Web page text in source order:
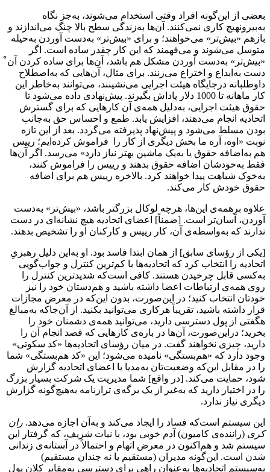
بعضی از این‌گونه افراد وقتی استخدام می‌شوند، به‌جز نگاه
به‌بیرونهیچ کاری نمی‌کنند. آن‌ها به‌زندگی سطح بالا چنگ می‌اندازند و
بازهم «بیش‌تر» می‌خواهند؛ و برای «بیش‌تر» به‌دست آوردن به‌حیله
متوسل می‌شوند و می‌فهمند که این کار چقدر ساده است. اگر
«بیش‌تر» به‌دست آوردن مشکل هم باشد، آن‌ها برای ساده کردن آن̊
‌دست به‌ابداع و اختراع می‌زنند. برای مثال، آن‌هایی که به‌اصطلاح
داوطلبانه درجایگاه هیئت اجرایی می‌نشینند، می‌توانند به‌خاطر این‌
کار ماهانه تا 1000 دلار پاداش بگیرند. پیش‌نهادی داده می‌شود تا
حقوق هیئت اجرایی، به‌دلیل همه‌ی آن‌ کارهایی که برای گسترش
اتحادیه انجام می‌دهند، افزایش یابد. طمع و احساس حق به‌جانب
بودن مسلط می‌شود و پیش‌نهاد پذیرفته می‌گردد. بعد از این تازه
نوبت «اوه، آره ما بخش دیگری از کار را فراموش کرده‌ایم؛ رییس
هم به‌اضافه حقوق یا به‌یک ماشین بهتر نیاز دارد» می‌رسد. اگر آن‌ها
فقط به‌خودشان اضافه حقوق بدهند و رییس را فراموش کنند،
به‌خوک ‌شباهت پیدا خواهند کرد. بالاخره رییس هم برای اضافه
حقوق خودش کار می‌کند.
‌علاوه برهمه‌ی این‌ها، هرچه لوکال بزرگتر باشد، «بیش‌تر» به‌دست
آوردن، آسان‌تر است. [ضمناً] اعضای اتحادیه هیچ نشانه‌ای در دست
ندارند که به‌واسطه‌ی آن، کار رییس و کارکنان او را تشخیص بدهند.
[یکی از رؤسای سابق] از همان ابتدا فاسد بود. او به‌این دلیل رهبریِ
اتحادیه را انتخاب کرد که اتحادیه‌ها با کم‌ترین کنترل و جواب‌گویی
به‌کسی قابل چرخیدن هستند. کافی است‌که شدید‌ترین کنترل را
روی همه‌ی ارتباطات اعضا داشته باشید و هم‌دستان خود را نیز
خودتان انتخاب کنید؛ در این‌صورت، بدون این‌که در معرض مجازات
قرار داشته باشید، تقریباً هرکاری می‌توانید بکنید. از آن‌جاکه به‌مبالغ
هگفتی از پول دسترسی دارید، می‌توانید همه‌ی دشمنان خود را
بخرید؛ دراین‌صورت، آن‌ها در باره‌ی کارهایی که قصد انجام آن را
دارید، چیزی نخواهند گفت. در میان رؤسای اتحادیه‌ها «کد سکوتی»
وجود دارد که «هم‌بستگی» نامیده می‌شود؛ این «کد هم‌بستگی» شما
را در مقابل این‌که وضعیت‌تان به‌مدیا یا اعضای اتحادیه گزارش
شود، حمایت می‌کند. [در واقع] شما مدیریت یک شرکت بسیار بزرگ
را در اختیار دارید که به‌غیر از یک برگه‌ی ترازنامه ‌به‌‌هیچ‌گونه گزارش
دیگری نیاز ندارد.
این سیستم است‌که فساد را ایجاد می‌کند و به‌آن اجازه می‌دهد. ران
کری (راننده‌ی کامیون) آدم خوبی بود، با نیات شریف، که گرفتار این
سیستم شد و هم‌اکنون در معرض اتهام و احتمالاً در آستانه‌ی زندانی
شدن است. این‌گونه مدیران (مستقیم یا نه چندان مستقیم)
به‌سیستم اتحادیه‌ها به‌عنوان راهی برای دسترسی به‌مقایر کلان پول